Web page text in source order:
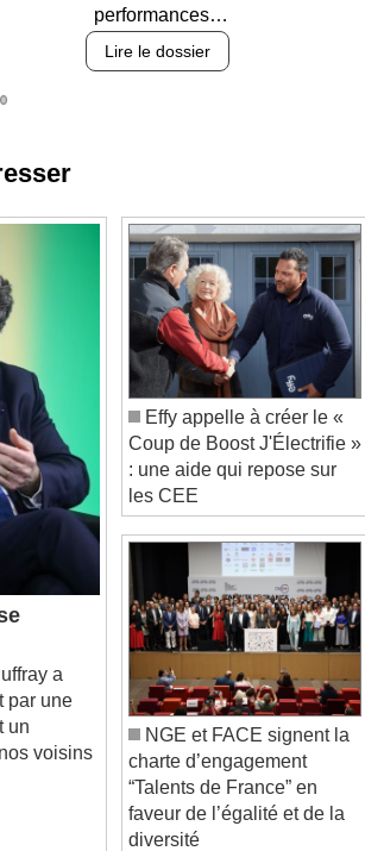
Lire le dossier
a
une
un
voisins
Effy appelle à créer le «
Coup de Boost J'Électrifie »
: une aide qui repose sur
les CEE
NGE et FACE signent la
charte d’engagement
“Talents de France” en
faveur de l’égalité et de la
diversité